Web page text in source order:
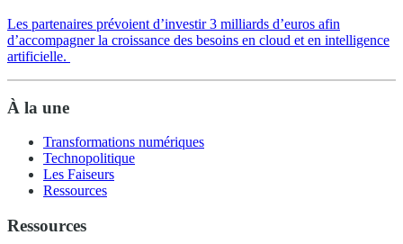
Les partenaires prévoient d’investir 3 milliards d’euros afin
d’accompagner la croissance des besoins en cloud et en intelligence
artificielle.
À la une
Transformations numériques
Technopolitique
Les Faiseurs
Ressources
Ressources